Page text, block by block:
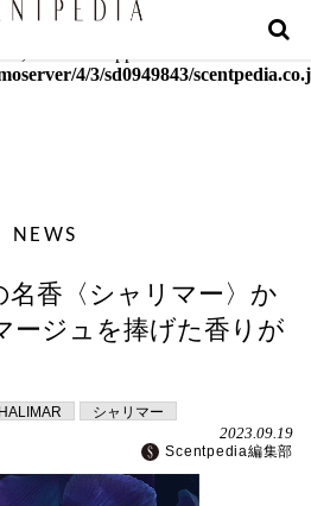
of size 18 not supported by this
4/3/sd0949843/
NEWS
名香〈シャリマー〉か
ージュを捧げた香りが
シャリマー
2023.09.19
Scentpedia編集部